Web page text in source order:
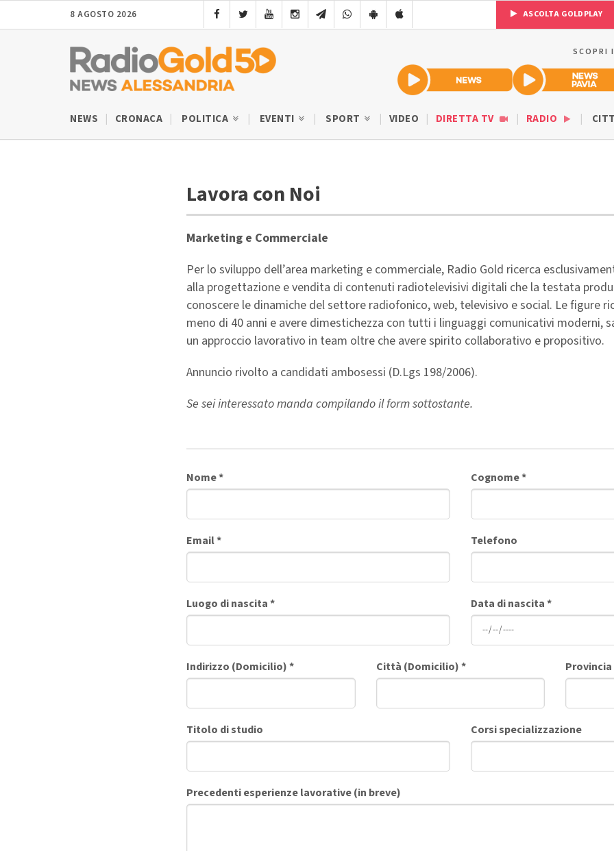
8 AGOSTO 2026 ASCOLTA GOLDPLAY
SCOPRI
NEWS CRONACA POLITICA EVENTI SPORT VIDEO DIRETTA TV RADIO
Lavora con Noi
Marketing e Commerciale
Per lo sviluppo dell’area marketing e commerciale, Radio Gold ricerca
alla progettazione e vendita di contenuti radiotelevisivi digitali che la testata
conoscere le dinamiche del settore radiofonico, web, televisivo e social. Le figure
meno di 40 anni e avere dimestichezza con tutti i linguaggi comunicativi moderni,
un approccio lavorativo in team oltre che avere spirito collaborativo e propositivo.
Annuncio rivolto a candidati ambosessi (D.Lgs 198/2006).
Se sei interessato manda compilando il form sottostante.
Nome* Cognome*
Email* Telefono
Luogo di nascita* Data di nascita*
Indirizzo (Domicilio)* Città (Domicilio)*
Titolo di studio Corsi specializzazione
Precedenti esperienze lavorative (in breve)